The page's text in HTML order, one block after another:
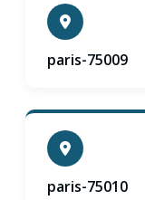
paris-75009
paris-75010